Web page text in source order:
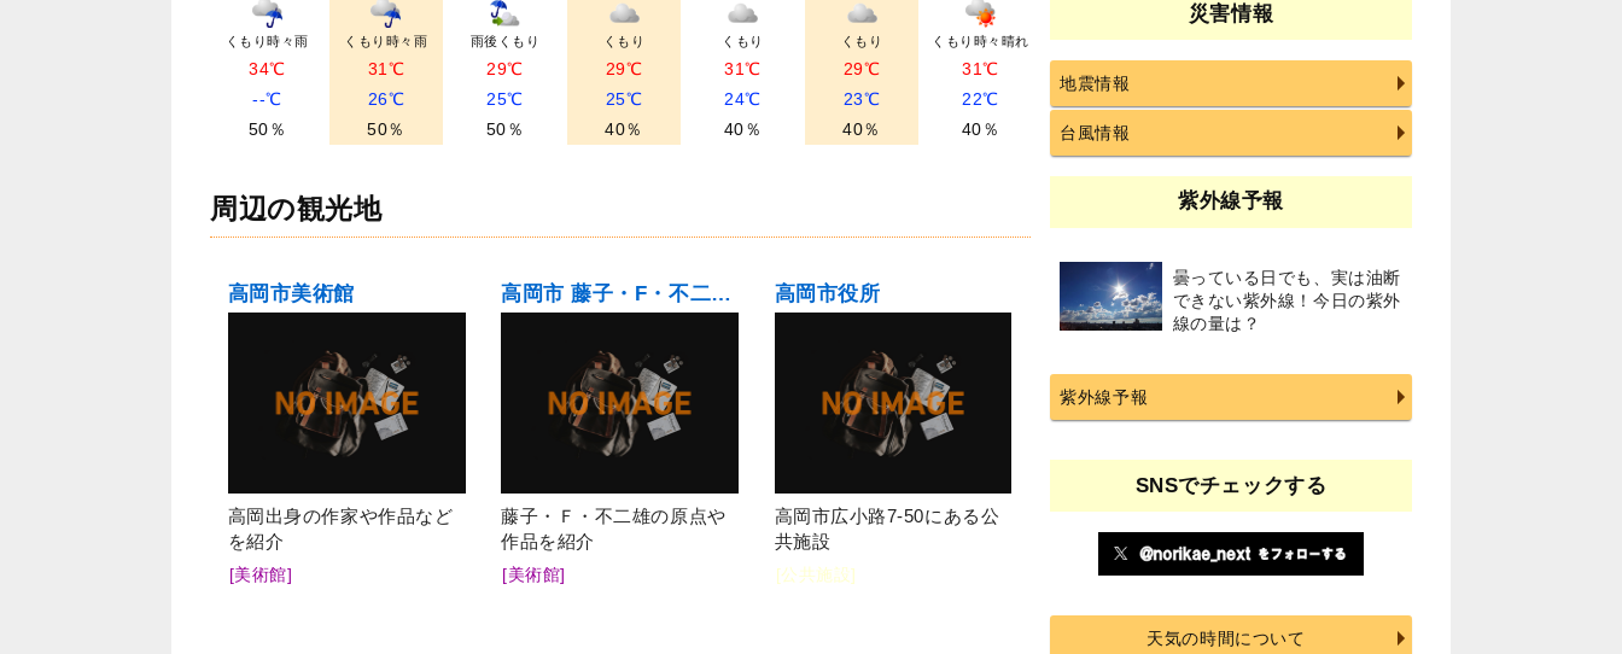
くもり時々雨
34℃
--℃
50％
くもり時々雨
31℃
26℃
50％
雨後くもり
29℃
25℃
50％
くもり
29℃
25℃
40％
くもり
31℃
24℃
40％
くもり
29℃
23℃
40％
くもり時々晴れ
31℃
22℃
40％
周辺の観光地
高岡市美術館
高岡出身の作家や作品など
を紹介
[美術館]
高岡市 藤子・F・不二雄ふるさとギャラリー
藤子・Ｆ・不二雄の原点や
作品を紹介
[美術館]
高岡市役所
高岡市広小路7-50にある公
共施設
[公共施設]
災害情報
地震情報
台風情報
紫外線予報
曇っている日でも、実は油断
できない紫外線！今日の紫外
線の量は？
紫外線予報
SNSでチェックする
天気の時間について